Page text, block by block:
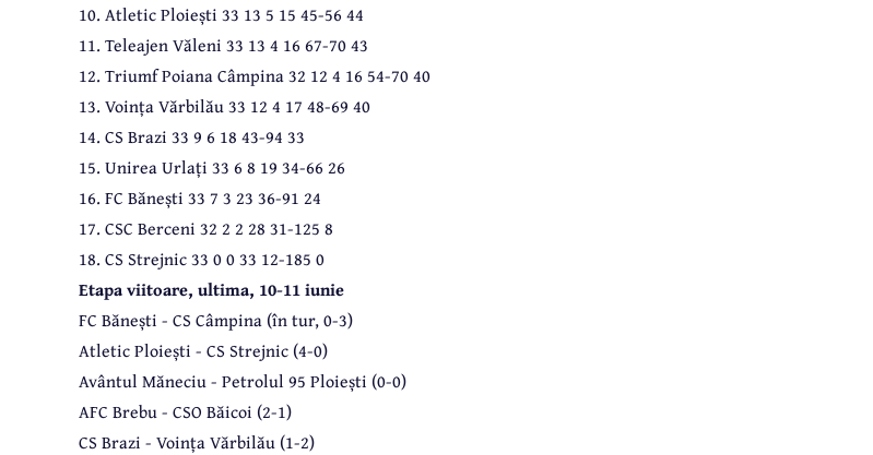
10. Atletic Ploiești 33 13 5 15 45-56 44
11. Teleajen Văleni 33 13 4 16 67-70 43
12. Triumf Poiana Câmpina 32 12 4 16 54-70 40
13. Voința Vărbilău 33 12 4 17 48-69 40
14. CS Brazi 33 9 6 18 43-94 33
15. Unirea Urlați 33 6 8 19 34-66 26
16. FC Bănești 33 7 3 23 36-91 24
17. CSC Berceni 32 2 2 28 31-125 8
18. CS Strejnic 33 0 0 33 12-185 0
Etapa viitoare, ultima, 10-11 iunie
FC Bănești - CS Câmpina (în tur, 0-3)
Atletic Ploiești - CS Strejnic (4-0)
Avântul Măneciu - Petrolul 95 Ploiești (0-0)
AFC Brebu - CSO Băicoi (2-1)
CS Brazi - Voința Vărbilău (1-2)